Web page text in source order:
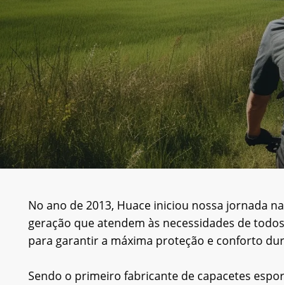
No ano de 2013, Huace iniciou nossa jornada
geração que atendem às necessidades de
para garantir a máxima proteção e conforto
Sendo o primeiro fabricante de capacetes